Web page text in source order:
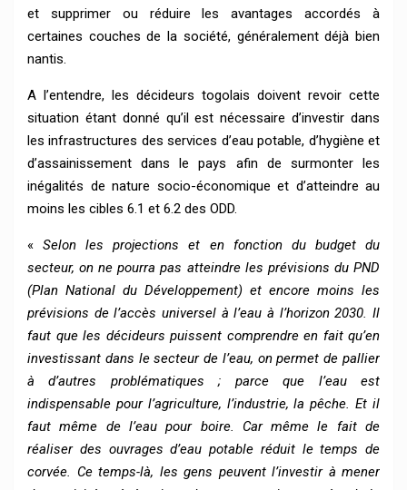
et supprimer ou réduire les avantages accordés à
certaines couches de la société, généralement déjà bien
nantis.
A l’entendre, les décideurs togolais doivent revoir cette
situation étant donné qu’il est nécessaire d’investir dans
les infrastructures des services d’eau potable, d’hygiène et
d’assainissement dans le pays afin de surmonter les
inégalités de nature socio-économique et d’atteindre au
moins les cibles 6.1 et 6.2 des ODD.
«Selon les projections et en fonction du budget du
secteur, on ne pourra pas atteindre les prévisions du PND
(Plan National du Développement) et encore moins les
prévisions de l’accès universel à l’eau à l’horizon 2030. Il
faut que les décideurs puissent comprendre en fait qu’en
investissant dans le secteur de l’eau, on permet de pallier
à d’autres problématiques ; parce que l’eau est
indispensable pour l’agriculture, l’industrie, la pêche. Et il
faut même de l’eau pour boire. Car même le fait de
réaliser des ouvrages d’eau potable réduit le temps de
corvée. Ce temps-là, les gens peuvent l’investir à mener